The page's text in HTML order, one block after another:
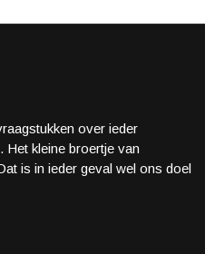
over ieder
Het kleine broertje van
is in ieder geval wel ons doel